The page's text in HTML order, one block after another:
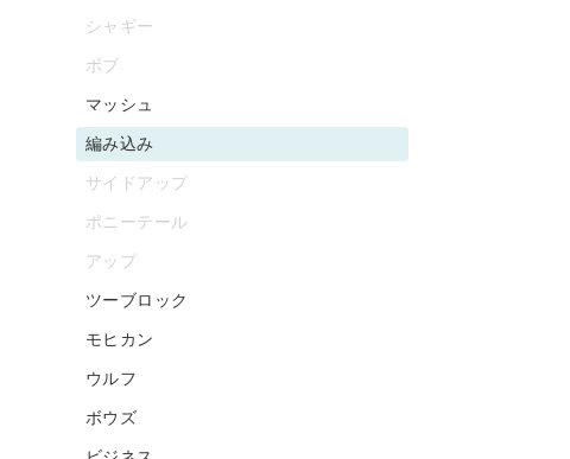
シャギー
ボブ
マッシュ
編み込み
サイドアップ
ポニーテール
アップ
ツーブロック
モヒカン
ウルフ
ボウズ